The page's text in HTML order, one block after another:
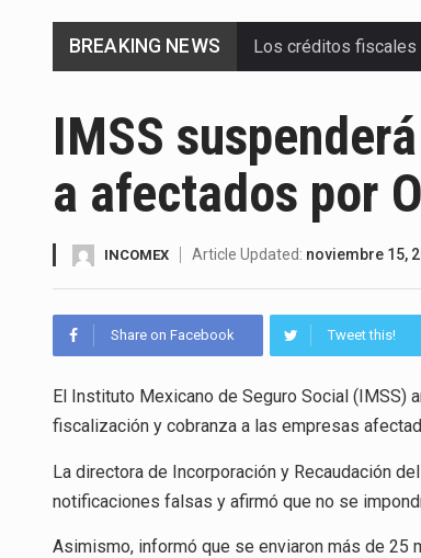
BREAKING NEWS Los créditos fiscales
La inversión fija
El gobierno de
El Departamento de
La industria
El Tribunal Federal
IMSS
a afectados por
INCOMEX Article Updated: noviembre 15,
Share on Facebook Tweet this!
El Instituto Mexicano de Seguro Social (IMSS)
fiscalización y cobranza a las empresas
La directora de Incorporación y Recaudación
notificaciones falsas y afirmó que no se
Asimismo, informó que se enviaron más de 25